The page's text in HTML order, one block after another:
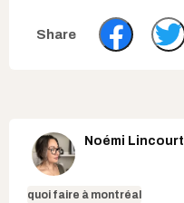
Noémi Lincourt
quoi faire à montréal